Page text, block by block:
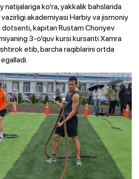
natijalariga ko‘ra, yakkalik bahslarida
akademiyasi Harbiy va jismoniy
kapitan Rustam Choriyev
3-o‘quv kursi kursanti Xamra
etib, barcha raqiblarini ortda